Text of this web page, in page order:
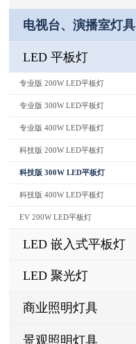
电视台、演播室灯具
LED 平板灯
专业版 200W LED平板灯
专业版 300W LED平板灯
专业版 400W LED平板灯
科技版 200W LED平板灯
科技版 300W LED平板灯
科技版 400W LED平板灯
EV 200W LED平板灯
LED 嵌入式平板灯
LED 聚光灯
商业照明灯具
景观照明灯具